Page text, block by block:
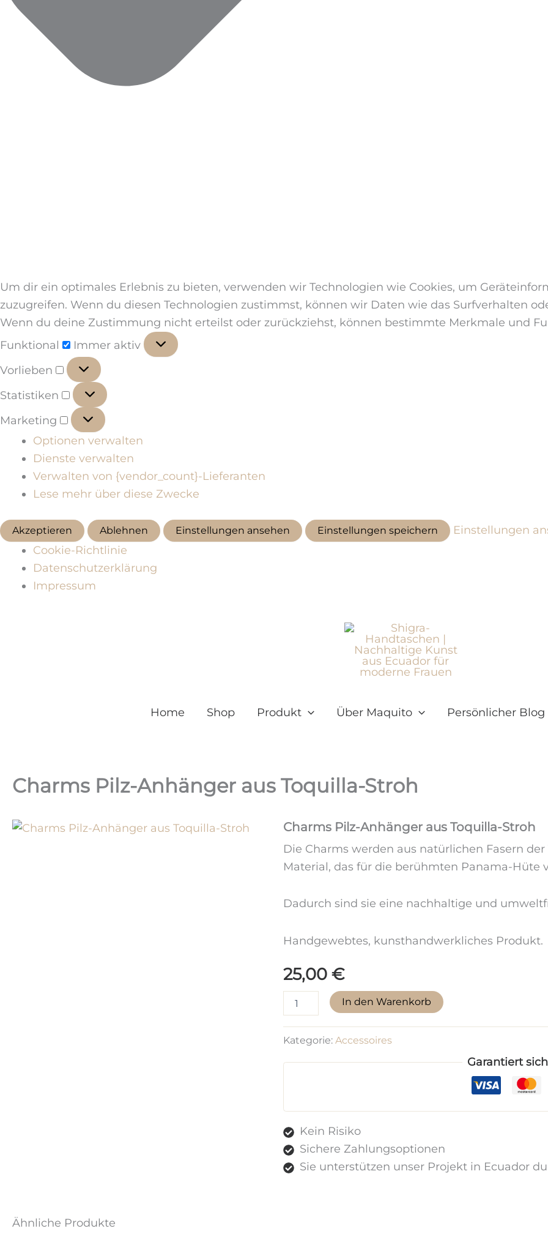
Um dir ein optimales Erlebnis zu bieten, verwenden wir Technologien wie Cookies, um
zuzugreifen. Wenn du diesen Technologien zustimmst, können wir Daten wie das Surfverhalten
Wenn du deine Zustimmung nicht erteilst oder zurückziehst, können bestimmte Merkmale und
Funktional
Immer aktiv
Vorlieben
Vorlieben
Statistiken
Statistiken
Marketing
Marketing
Optionen verwalten
Dienste verwalten
Verwalten von {vendor_count}-Lieferanten
Lese mehr über diese Zwecke
Akzeptieren Ablehnen Einstellungen ansehen Einstellungen speichern
Einstellungen
Cookie-Richtlinie
Datenschutzerklärung
Impressum
Home Shop Produkt Über Maquito Persönlicher Blog
Charms Pilz-Anhänger aus Toquilla-Stroh
Charms Pilz-Anhänger aus Toquilla-Stroh
Die Charms werden aus natürlichen Fasern
Material, das für die berühmten Panama-Hüte
Dadurch sind sie eine nachhaltige und
Handgewebtes, kunsthandwerkliches Produkt.
25,00€
Pilz-
Toquilla-
In den Warenkorb
Kategorie:Accessoires
Garantiert
Kein Risiko
Sichere Zahlungsoptionen
Sie unterstützen unser Projekt in Ecuador
Ähnliche Produkte